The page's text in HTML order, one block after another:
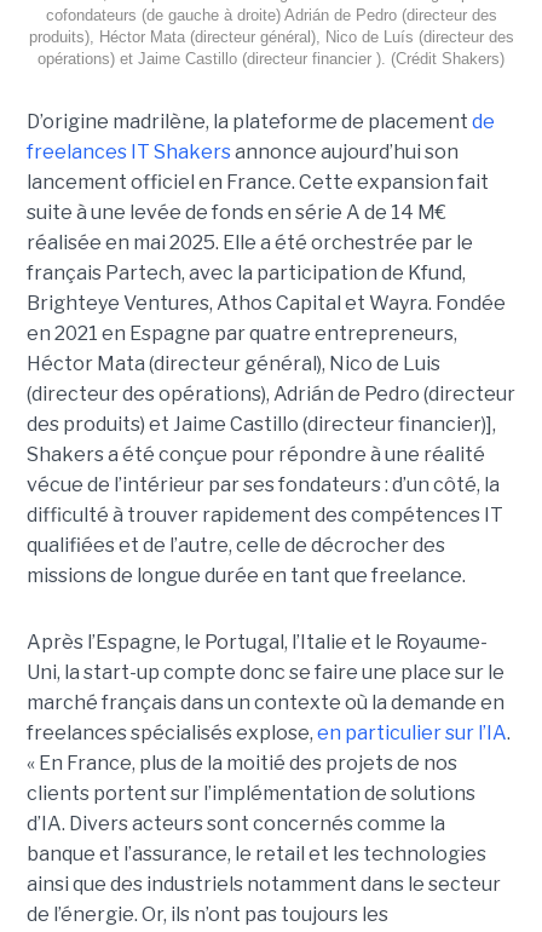
cofondateurs (de gauche à droite) Adrián de Pedro (directeur des
produits), Héctor Mata (directeur général), Nico de Luís (directeur des
opérations) et Jaime Castillo (directeur financier ). (Crédit Shakers)
D’origine madrilène, la plateforme de placement de
freelances IT Shakersannonce aujourd’hui son
lancement officiel en France. Cette expansion fait
suite à une levée de fonds en série A de 14 M€
réalisée en mai 2025. Elle a été orchestrée par le
français Partech, avec la participation de Kfund,
Brighteye Ventures, Athos Capital et Wayra. Fondée
en 2021 en Espagne par quatre entrepreneurs,
Héctor Mata (directeur général), Nico de Luis
(directeur des opérations), Adrián de Pedro (directeur
des produits) et Jaime Castillo (directeur financier)],
Shakers a été conçue pour répondre à une réalité
vécue de l’intérieur par ses fondateurs : d’un côté, la
difficulté à trouver rapidement des compétences IT
qualifiées et de l’autre, celle de décrocher des
missions de longue durée en tant que freelance.
Après l’Espagne, le Portugal, l’Italie et le Royaume-
Uni, la start-up compte donc se faire une place sur le
marché français dans un contexte où la demande en
freelances spécialisés explose, en particulier sur l’IA.
« En France, plus de la moitié des projets de nos
clients portent sur l’implémentation de solutions
d’IA. Divers acteurs sont concernés comme la
banque et l’assurance, le retail et les technologies
ainsi que des industriels notamment dans le secteur
de l’énergie. Or, ils n’ont pas toujours les